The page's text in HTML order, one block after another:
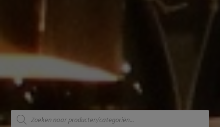
Producten
zoeken